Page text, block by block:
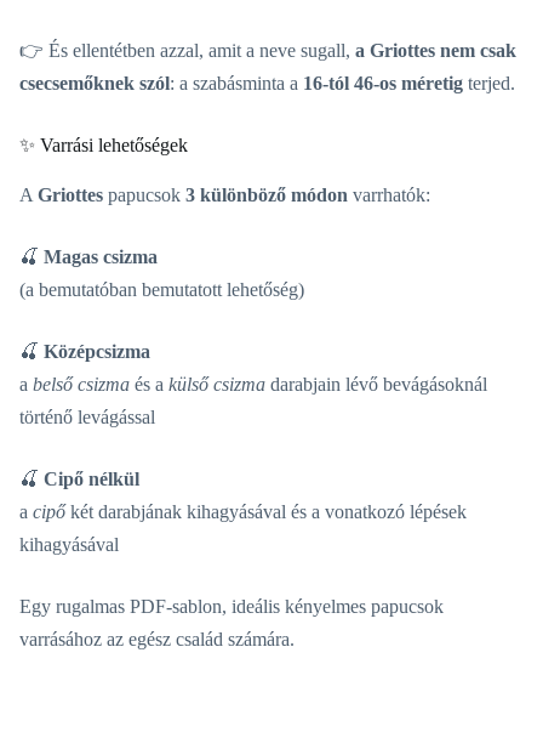
👉 És ellentétben azzal, amit a neve sugall, a Griottes nem csak
csecsemőknek szól: a szabásminta a 16-tól 46-os méretig terjed.
✨ Varrási lehetőségek
AGriottes papucsok 3 különböző módon varrhatók:
🍒 Magas csizma
(a bemutatóban bemutatott lehetőség)
🍒 Középcsizma
a belső csizma és a külső csizma darabjain lévő bevágásoknál
történő levágással
🍒 Cipő nélkül
a cipő két darabjának kihagyásával és a vonatkozó lépések
kihagyásával
Egy rugalmas PDF-sablon, ideális kényelmes papucsok
varrásához az egész család számára.